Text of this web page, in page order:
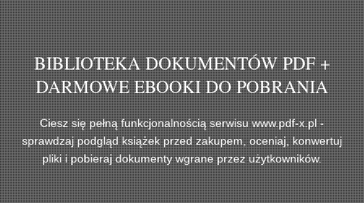
BIBLIOTEKA DOKUMENTÓW PDF +
DARMOWE EBOOKI DO POBRANIA
Ciesz się pełną funkcjonalnością serwisu www.pdf-x.pl -
sprawdzaj podgląd książek przed zakupem, oceniaj, konwertuj
pliki i pobieraj dokumenty wgrane przez użytkowników.